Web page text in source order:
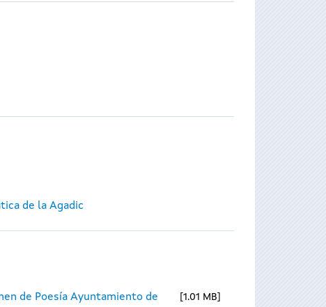
de la Agadic
de Poesía Ayuntamiento de
1.01 MB